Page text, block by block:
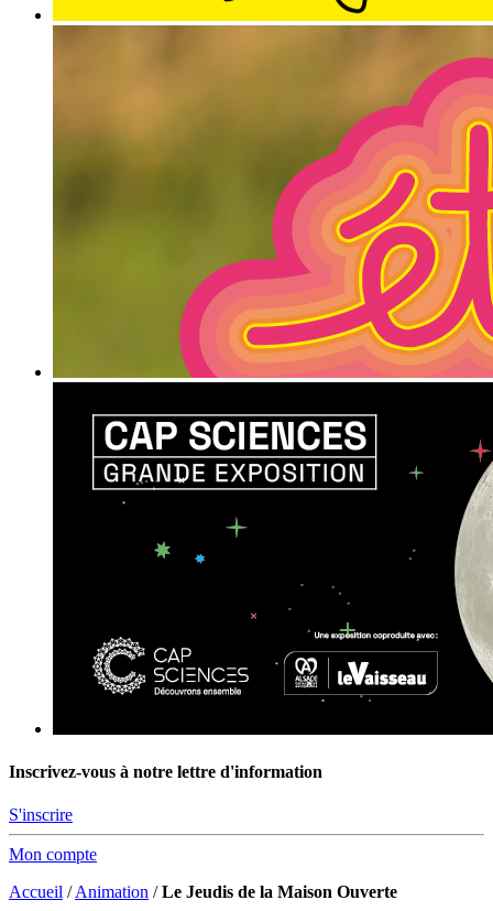
Inscrivez-vous à notre lettre d'information
S'inscrire
Mon compte
Accueil /Animation /Le Jeudis de la Maison Ouverte